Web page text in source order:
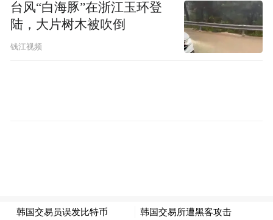
台风“白海豚”在浙江玉环登
陆，大片树木被吹倒
钱江视频